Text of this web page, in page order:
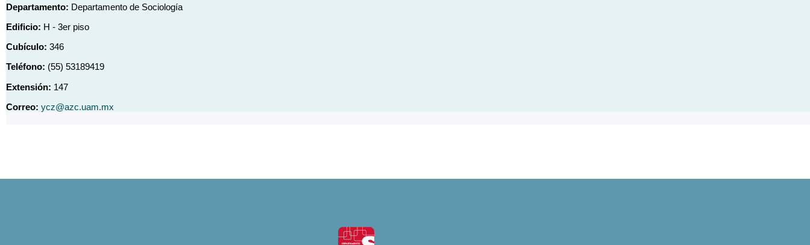
Departamento: Departamento de Sociología
Edificio: H - 3er piso
Cubículo: 346
Teléfono: (55) 53189419
Extensión: 147
Correo: ycz@azc.uam.mx